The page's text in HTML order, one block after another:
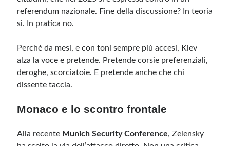
immediatamente rimosse. L’autore del blog non è responsabile dei siti collegati
Meta
Accedi
WordPress.org
referendum nazionale. Fine della discussione? In teoria
sì. In pratica no.
Perché da mesi, e con toni sempre più accesi, Kiev
alza la voce e pretende. Pretende corsie preferenziali,
deroghe, scorciatoie. E pretende anche che chi
dissente taccia.
Monaco e lo scontro frontale
Alla recente Munich Security Conference, Zelensky